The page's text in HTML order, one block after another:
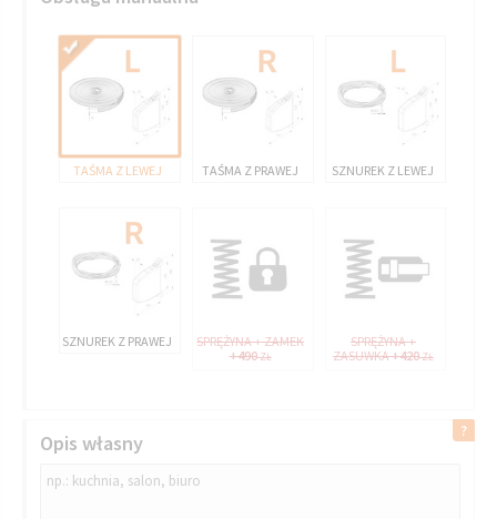
TAŚMA Z LEWEJ TAŚMA Z PRAWEJ SZNUREK Z LEWEJ
SZNUREK Z PRAWEJ
SPRĘŻYNA + ZAMEK
+490ZŁ
SPRĘŻYNA +
ZASUWKA+420ZŁ
Opis własny